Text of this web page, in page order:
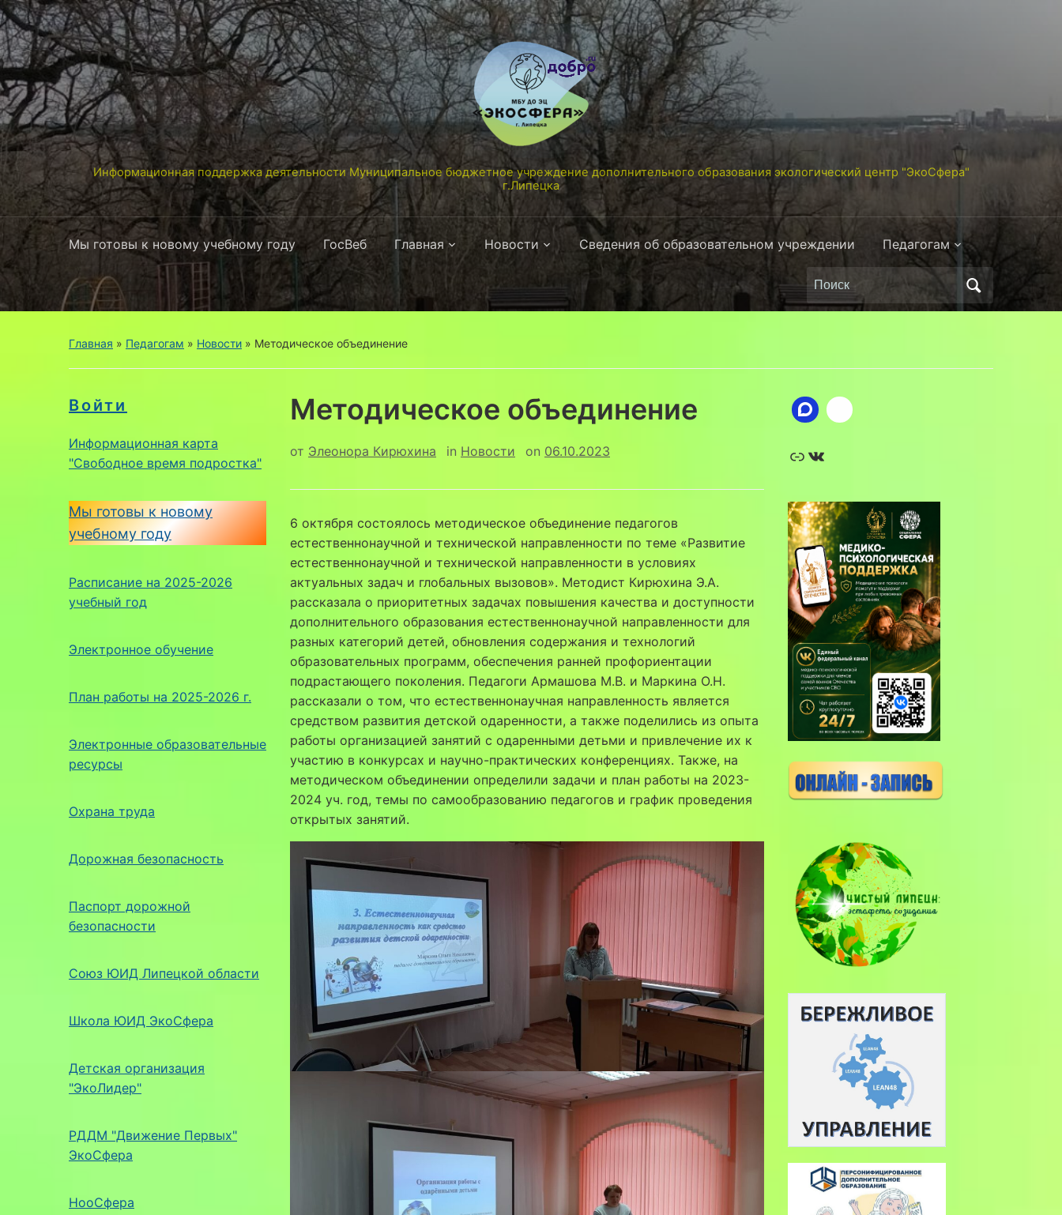
Информационная поддержка деятельности Муниципальное бюджетное учреждение дополнительного образования экологический центр "ЭкоСфера"
г.Липецка
Мы готовы к новому учебному году ГосВеб Главная Новости Сведения об образовательном учреждении Педагогам
Поиск
по:
Главная » Педагогам » Новости » Методическое объединение
Войти
Информационная карта
"Свободное время подростка"
Мы готовы к новому
учебному году
Расписание на 2025-2026
учебный год
Электронное обучение
План работы на 2025-2026 г.
Электронные образовательные
ресурсы
Охрана труда
Дорожная безопасность
Паспорт дорожной
безопасности
Союз ЮИД Липецкой области
Школа ЮИД ЭкоСфера
Детская организация
"ЭкоЛидер"
РДДМ "Движение Первых"
ЭкоСфера
НооСфера
Методическое объединение
от Элеонора Кирюхина in Новости on 06.10.2023
6 октября состоялось методическое объединение педагогов
естественнонаучной и технической направленности по теме «Развитие
естественнонаучной и технической направленности в условиях
актуальных задач и глобальных вызовов». Методист Кирюхина Э.А.
рассказала о приоритетных задачах повышения качества и доступности
дополнительного образования естественнонаучной направленности для
разных категорий детей, обновления содержания и технологий
образовательных программ, обеспечения ранней профориентации
подрастающего поколения. Педагоги Армашова М.В. и Маркина О.Н.
рассказали о том, что естественнонаучная направленность является
средством развития детской одаренности, а также поделились из опыта
работы организацией занятий с одаренными детьми и привлечение их к
участию в конкурсах и научно-практических конференциях. Также, на
методическом объединении определили задачи и план работы на 2023-
2024 уч. год, темы по самообразованию педагогов и график проведения
открытых занятий.
Ссылка